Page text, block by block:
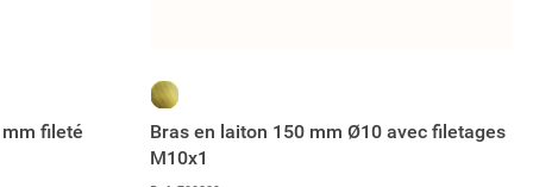
fileté
Bras en laiton 150 mm Ø10 avec filetages
M10x1